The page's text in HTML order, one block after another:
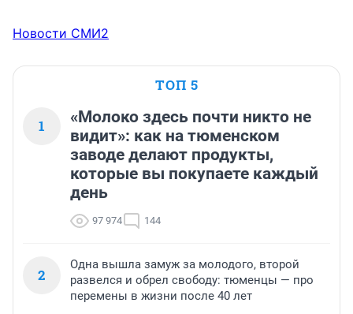
Новости СМИ2
ТОП 5
1
«Молоко здесь почти никто не
видит»: как на тюменском
заводе делают продукты,
которые вы покупаете каждый
день
97 974 144
2
Одна вышла замуж за молодого, второй
развелся и обрел свободу: тюменцы — про
перемены в жизни после 40 лет